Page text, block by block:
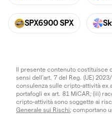
SPX6900 SPX
Il presente contenuto costituisce
sensi dell'art. 7 del Reg. (UE)
consulenza sulle cripto-attività ex
portafogli ex art. 81 MiCAR; (iii)
cripto-attività sono soggette ai
Generale sui Rischi; comportano